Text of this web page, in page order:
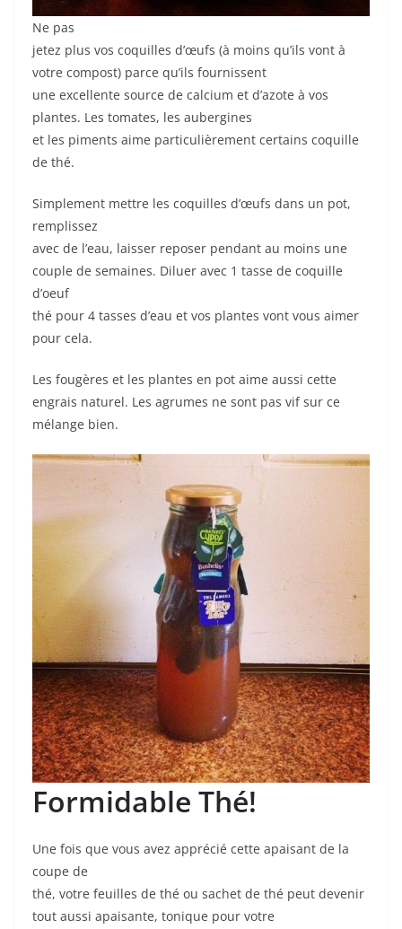
Ne pas
jetez plus vos coquilles d’œufs (à moins qu’ils vont à
votre compost) parce qu’ils fournissent
une excellente source de calcium et d’azote à vos
plantes. Les tomates, les aubergines
et les piments aime particulièrement certains coquille
de thé.
Simplement mettre les coquilles d’œufs dans un pot,
remplissez
avec de l’eau, laisser reposer pendant au moins une
couple de semaines. Diluer avec 1 tasse de coquille
d’oeuf
thé pour 4 tasses d’eau et vos plantes vont vous aimer
pour cela.
Les fougères et les plantes en pot aime aussi cette
engrais naturel. Les agrumes ne sont pas vif sur ce
mélange bien.
Formidable Thé!
Une fois que vous avez apprécié cette apaisant de la
coupe de
thé, votre feuilles de thé ou sachet de thé peut devenir
tout aussi apaisante, tonique pour votre